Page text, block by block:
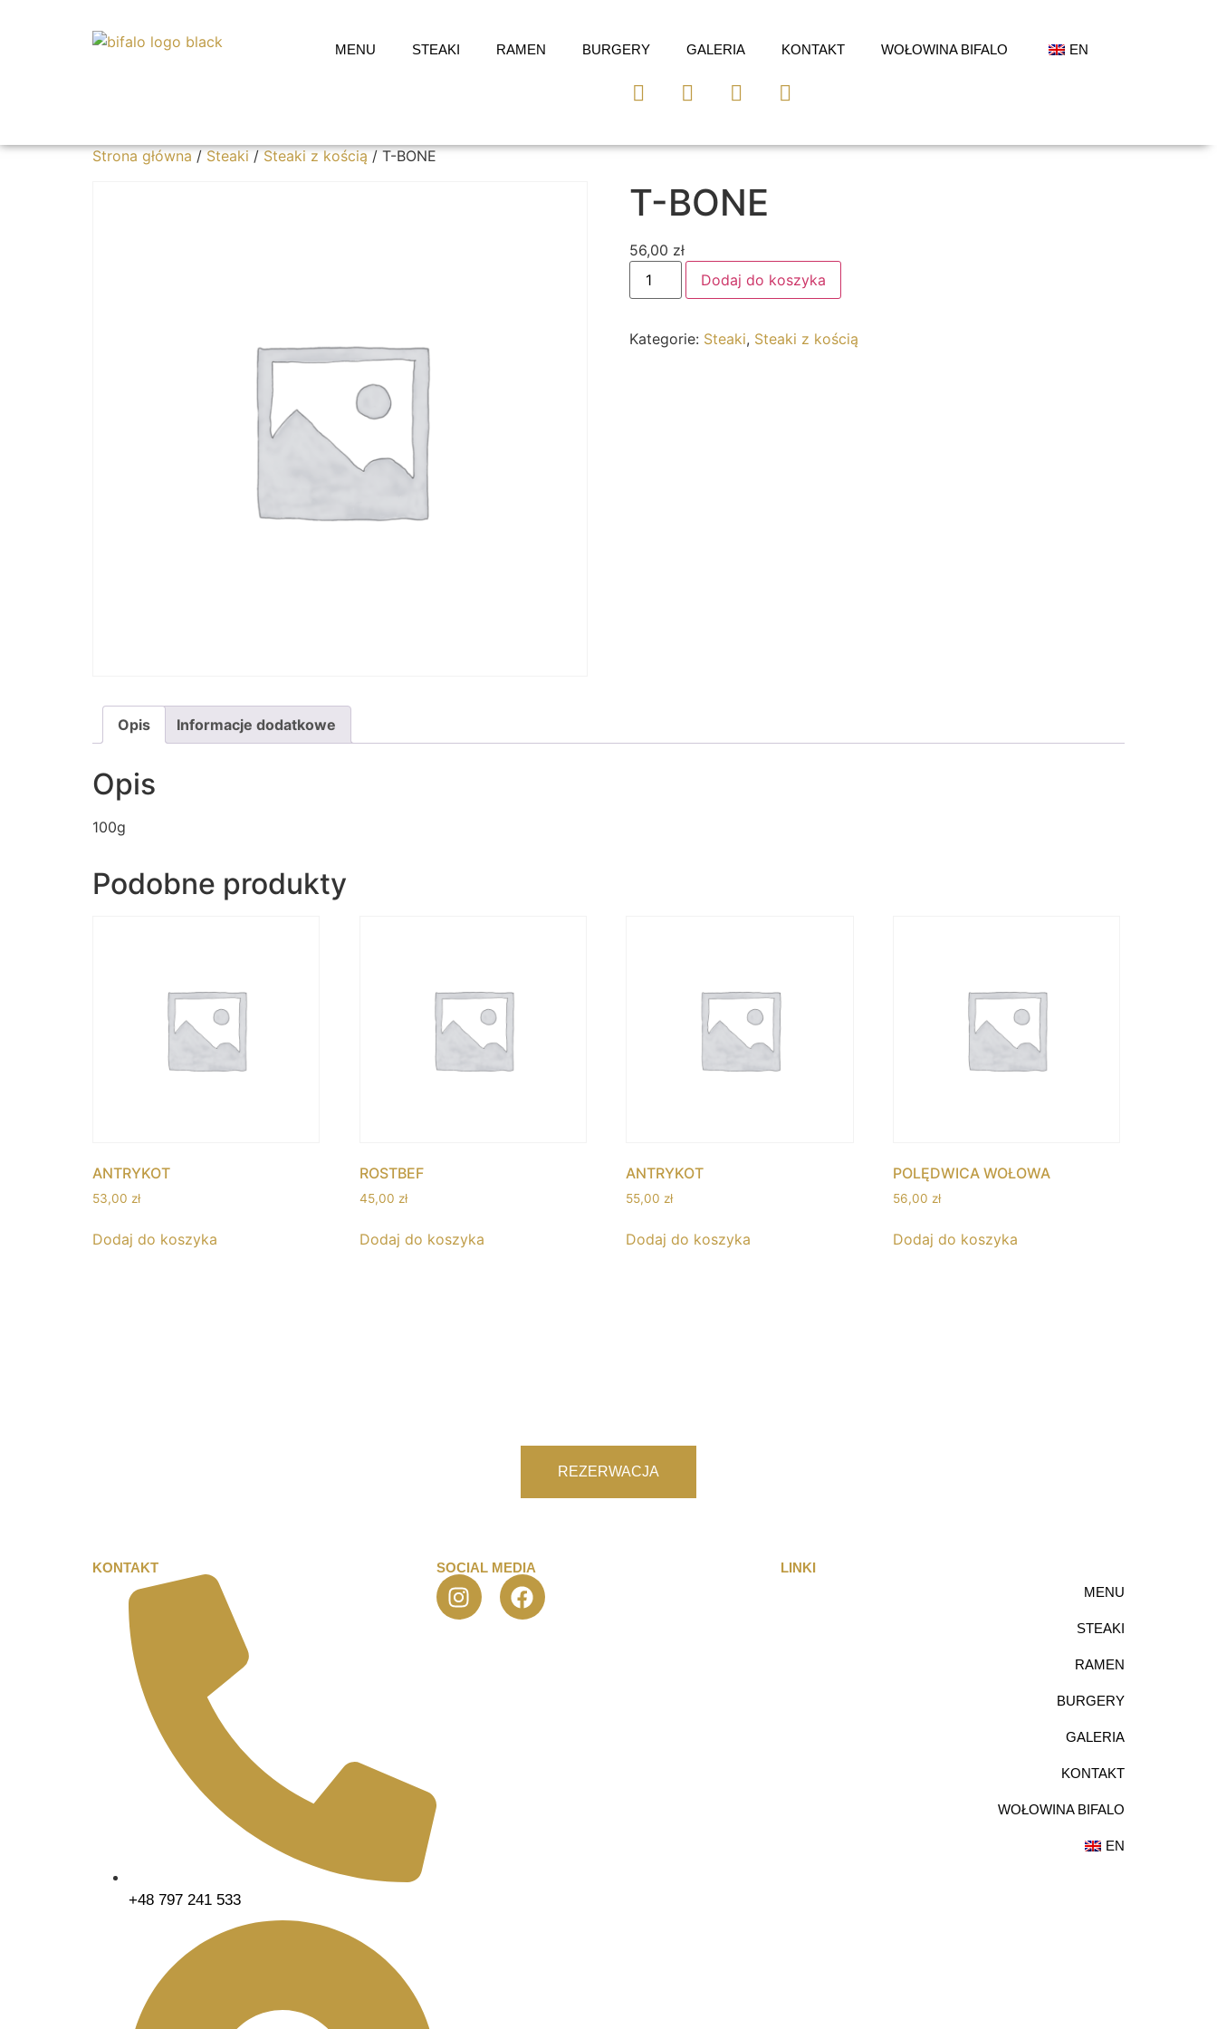
MENU STEAKI RAMEN BURGERY GALERIA KONTAKT WOŁOWINA BIFALO EN
Strona główna / Steaki / Steaki z kością / T-BONE
T-BONE
56,00 zł
Dodaj do koszyka
Kategorie: Steaki, Steaki z kością
Opis Informacje dodatkowe
Opis
100g
Podobne produkty
ANTRYKOT
53,00 zł
Dodaj do koszyka
ROSTBEF
45,00 zł
Dodaj do koszyka
ANTRYKOT
55,00zł
Dodaj do koszyka
POLĘDWICA WOŁOWA
56,00zł
Dodaj do koszyka
REZERWACJA
KONTAKT
+48 797 241 533
SOCIAL MEDIA
LINKI
MENU
STEAKI
RAMEN
BURGERY
GALERIA
KONTAKT
WOŁOWINA BIFALO
EN